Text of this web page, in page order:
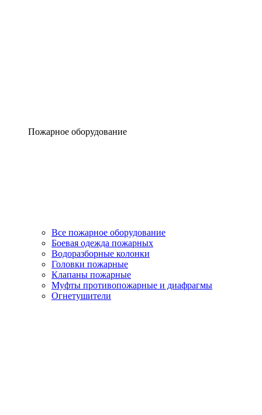
Пожарное оборудование
Все пожарное оборудование
Боевая одежда пожарных
Водоразборные колонки
Головки пожарные
Клапаны пожарные
Муфты противопожарные и диафрагмы
Огнетушители